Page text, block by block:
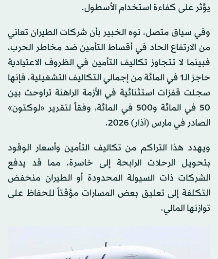
يؤثر على كفاءة استخدام الأسطول.
وفي سياق متصل، نوه الخبير بأن شركات الطيران تعاني
من الارتفاع الحاد في أقساط التأمين ضد مخاطر الحرب،
فبينما لا تتجاوز تكاليف التأمين في الظروف الاعتيادية
حاجز الـ1 في المائة من إجمالي التكاليف التشغيلية، فإنها
سجلت قفزات استثنائية في الأزمة الراهنة تراوحت بين
50 في المائة و500 في المائة، وفقاً لتقرير «لوكتون»
الصادر في مارس (آذار) 2026.
ويهدد هذا التراكم من تكاليف التأمين وأسعار الوقود
بتحويل الرحلات الرابحة إلى خاسرة، مما قد يدفع
الشركات ذات السيولة المحدودة أو الطيران منخفض
التكلفة إلى تعليق بعض المسارات مؤقتاً للحفاظ على
توازنها المالي.